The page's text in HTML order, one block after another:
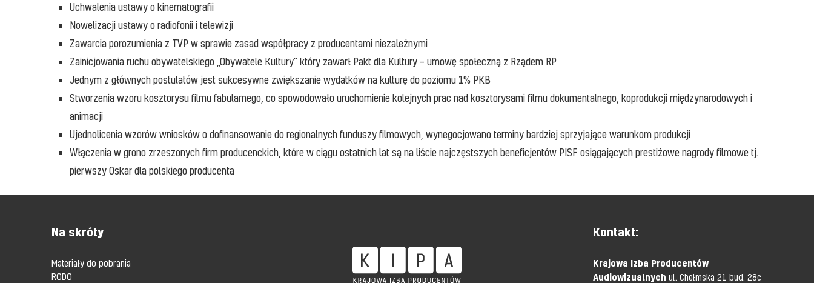
Uchwalenia ustawy o kinematografii
Nowelizacji ustawy o radiofonii i telewizji
Zawarcia porozumienia z TVP w sprawie zasad współpracy z producentami niezależnymi
Zainicjowania ruchu obywatelskiego „Obywatele Kultury” który zawarł Pakt dla Kultury – umowę społeczną z Rządem RP
Jednym z głównych postulatów jest sukcesywne zwiększanie wydatków na kulturę do poziomu 1% PKB
Stworzenia wzoru kosztorysu filmu fabularnego, co spowodowało uruchomienie kolejnych prac nad kosztorysami filmu dokumentalnego, koprodukcji międzynarodowych i
animacji
Ujednolicenia wzorów wniosków o dofinansowanie do regionalnych funduszy filmowych, wynegocjowano terminy bardziej sprzyjające warunkom produkcji
Włączenia w grono zrzeszonych firm producenckich, które w ciągu ostatnich lat są na liście najczęstszych beneficjentów PISF osiągających prestiżowe nagrody filmowe tj.
pierwszy Oskar dla polskiego producenta
Partnerzy
Na skróty
Materiały do pobrania
RODO
Kontakt:
Krajowa Izba Producentów
Audiowizualnych ul. Chełmska 21 bud. 28c